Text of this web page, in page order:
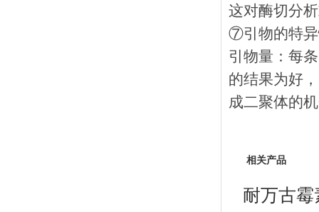
这对酶切分
⑦引物的特异
引物量：每
的结果为好
成二聚体的
相关产品
耐万古